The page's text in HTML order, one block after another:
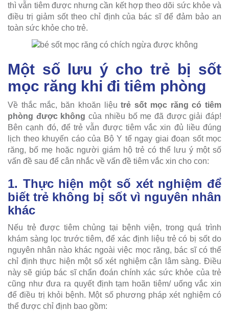
thì vẫn tiêm được nhưng cần kết hợp theo dõi sức khỏe và
điều trị giảm sốt theo chỉ định của bác sĩ để đảm bảo an
toàn sức khỏe cho trẻ.
Một số lưu ý cho trẻ bị sốt
mọc răng khi đi tiêm phòng
Về thắc mắc, băn khoăn liệutrẻ sốt mọc răng có tiêm
phòng được không của nhiều bố mẹ đã được giải đáp!
Bên cạnh đó, để trẻ vẫn được tiêm vắc xin đủ liều đúng
lịch theo khuyến cáo của Bộ Y tế ngay giai đoạn sốt mọc
răng, bố mẹ hoặc người giám hộ trẻ có thể lưu ý một số
vấn đề sau để cân nhắc về vấn đề tiêm vắc xin cho con:
1. Thực hiện một số xét nghiệm để
biết trẻ không bị sốt vì nguyên nhân
khác
Nếu trẻ được tiêm chủng tại bệnh viện, trong quá trình
khám sàng lọc trước tiêm, để xác định liệu trẻ có bị sốt do
nguyên nhân nào khác ngoài việc mọc răng, bác sĩ có thể
chỉ định thực hiện một số xét nghiệm cận lâm sàng. Điều
này sẽ giúp bác sĩ chẩn đoán chính xác sức khỏe của trẻ
cũng như đưa ra quyết định tạm hoãn tiêm/ uống vắc xin
để điều trị khỏi bệnh. Một số phương pháp xét nghiệm có
thể được chỉ định bao gồm: